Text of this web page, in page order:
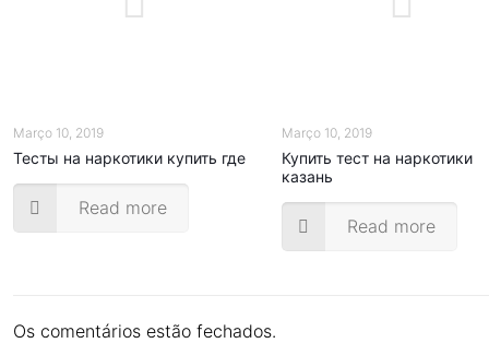
Março 10, 2019
Тесты на наркотики купить где
Read more
Março 10, 2019
Купить тест на наркотики
казань
Read more
Os comentários estão fechados.